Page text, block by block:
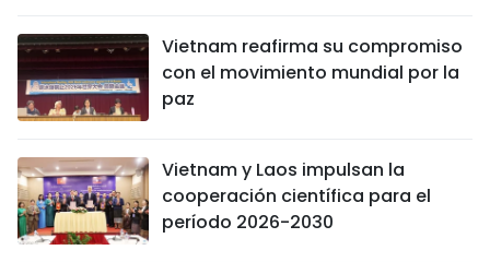
Vietnam reafirma su compromiso
con el movimiento mundial por la
paz
Vietnam y Laos impulsan la
cooperación científica para el
período 2026-2030